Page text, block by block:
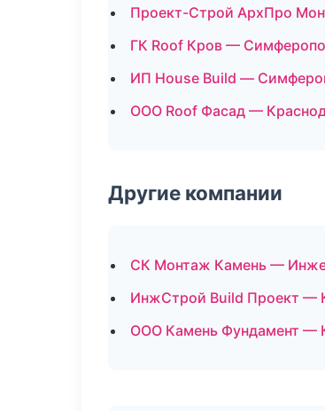
Проект-Строй АрхПро
ГК Roof Кров —
ИП House Build —
ООО Roof Фасад —
Другие компании
СК Монтаж Камень —
ИнжСтрой Build Проект —
ООО Камень Фундамент —